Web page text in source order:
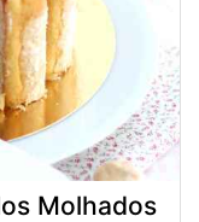
Molhados